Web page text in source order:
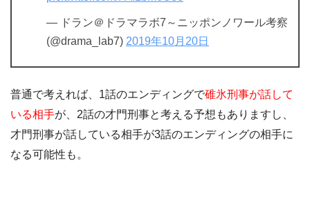
— ドラン＠ドラマラボ7～ニッポンノワール考察
(@drama_lab7) 2019年10月20日
普通で考えれば、1話のエンディングで碓氷刑事が話して
いる相手が、2話の才門刑事と考える予想もありますし、
才門刑事が話している相手が3話のエンディングの相手に
なる可能性も。